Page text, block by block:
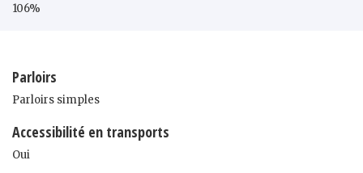
106%
Parloirs
Parloirs simples
Accessibilité en transports
Oui